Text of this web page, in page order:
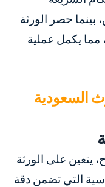
بينما حصر الورثة
يكمل عملية
السعودية
يتعين على الورثة
التي تضمن دقة